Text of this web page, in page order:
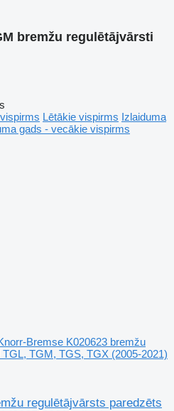
bremžu regulētājvārsti
Lētākie vispirms Izlaiduma
gads - vecākie vispirms
Bremse K020623 bremžu
TGM, TGS, TGX (2005-2021)
regulētājvārsts paredzēts